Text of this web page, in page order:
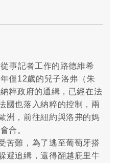
事記者工作的路德維希
僅12歲的兒子洛弗（朱
粹政府的通緝，已經在法
國也落入納粹的控制，兩
洲，前往紐約與洛弗的媽
合。
苦難，為了逃至葡萄牙搭
避追緝，還得翻越庇里牛